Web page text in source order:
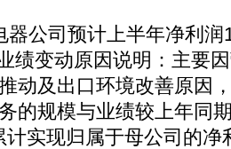
公司预计上半年净利润
绩变动原因说明：主要
动及出口环境改善原因
的规模与业绩较上年同
实现归属于母公司的净